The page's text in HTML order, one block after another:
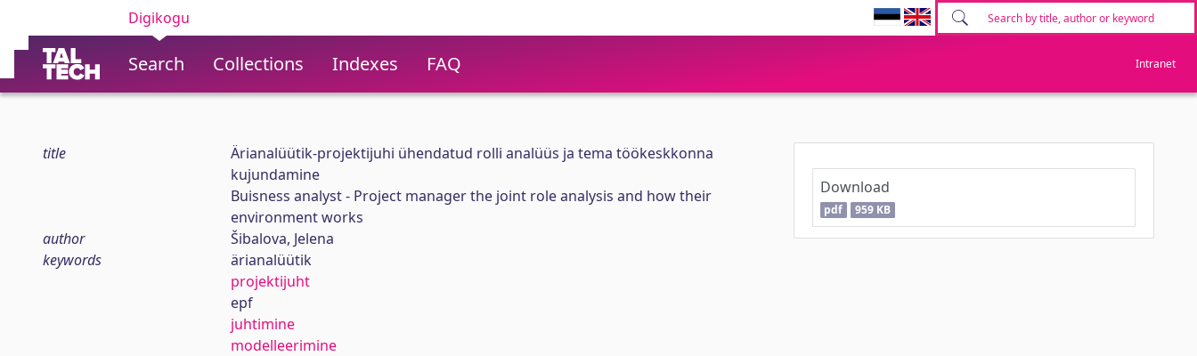
Digikogu
Search Collections Indexes FAQ Intranet
title
Ärianalüütik-projektijuhi ühendatud rolli analüüs ja tema töökeskkonna
kujundamine
Buisness analyst - Project manager the joint role analysis and how their
environment works
author
Šibalova, Jelena
keywords
ärianalüütik
projektijuht
epf
juhtimine
modelleerimine
Download
pdf 959 KB